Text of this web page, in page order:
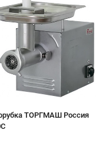
ТОРГМАШ Россия